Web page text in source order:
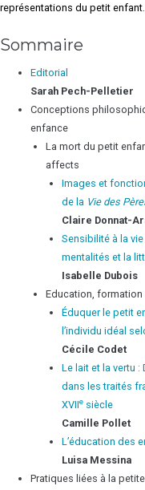
représentations du petit enfant.
Sommaire
Editorial
Sarah Pech-Pelletier
Conceptions
enfance
La mort du petit
affects
Images et
de la Vie des
Claire Donnat-
Sensibilité à la
mentalités et la
Isabelle Dubois
Education,
Éduquer le petit
l’individu idéal
Cécile Codet
Le lait et la vertu :
dans les traités
XVIIesiècle
Camille Pollet
L’éducation des
Luisa Messina
Pratiques liées à la